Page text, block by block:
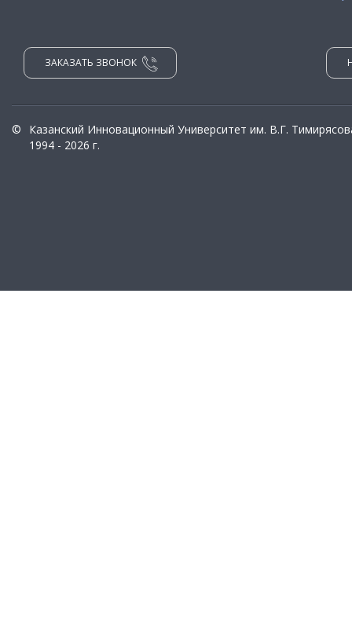
ЗАКАЗАТЬ ЗВОНОК
©
Казанский Инновационный Университет им. В.Г.
1994 - 2026 г.